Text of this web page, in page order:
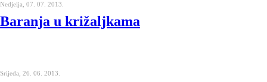
Nedjelja, 07. 07. 2013.
Baranja u križaljkama
Srijeda, 26. 06. 2013.